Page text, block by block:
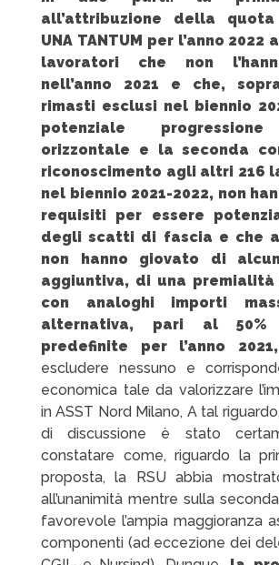
all’attribuzione della
UNA TANTUM per l’anno 2022
lavoratori che non
nell’anno 2021 e che,
rimasti esclusi nel biennio
potenziale progressione
orizzontale e la seconda
riconoscimento agli altri 216
nel biennio 2021-2022, non
requisiti per essere
degli scatti di fascia e che
non hanno giovato di
aggiuntiva, di una premialità
con analoghi importi
alternativa, pari al
predefinite per l’anno
escludere nessuno e
economica tale da valorizzare
in ASST Nord Milano, A tal
di discussione è stato
constatare come, riguardo la
proposta, la RSU abbia
all’unanimità mentre sulla
favorevole l’ampia maggioranza
componenti (ad eccezione dei